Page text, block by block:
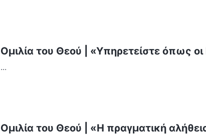
Ομιλία του Θεού | «Υπηρετείστε όπως οι
...
Ομιλία του Θεού | «Η πραγματική